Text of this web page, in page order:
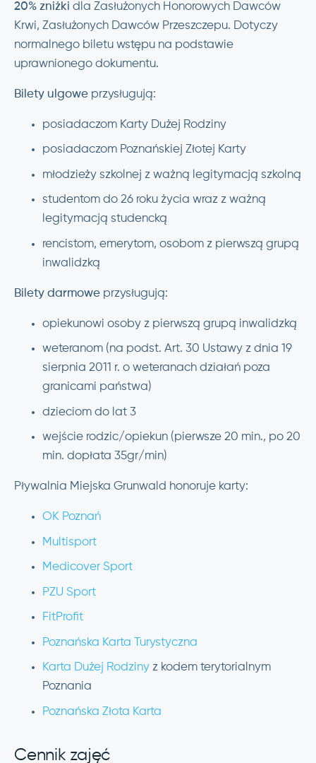
20% zniżki dla Zasłużonych Honorowych Dawców
Krwi, Zasłużonych Dawców Przeszczepu. Dotyczy
normalnego biletu wstępu na podstawie
uprawnionego dokumentu.
Bilety ulgowe przysługują:
posiadaczom Karty Dużej Rodziny
posiadaczom Poznańskiej Złotej Karty
młodzieży szkolnej z ważną legitymacją szkolną
studentom do 26 roku życia wraz z ważną
legitymacją studencką
rencistom, emerytom, osobom z pierwszą grupą
inwalidzką
Bilety darmowe przysługują:
opiekunowi osoby z pierwszą grupą inwalidzką
weteranom (na podst. Art. 30 Ustawy z dnia 19
sierpnia 2011 r. o weteranach działań poza
granicami państwa)
dzieciom do lat 3
wejście rodzic/opiekun (pierwsze 20 min., po 20
min. dopłata 35gr/min)
Pływalnia Miejska Grunwald honoruje karty:
OK Poznań
Multisport
Medicover Sport
PZU Sport
FitProfit
Poznańska Karta Turystyczna
Karta Dużej Rodziny z kodem terytorialnym
Poznania
Poznańska Złota Karta
Cennik zajęć